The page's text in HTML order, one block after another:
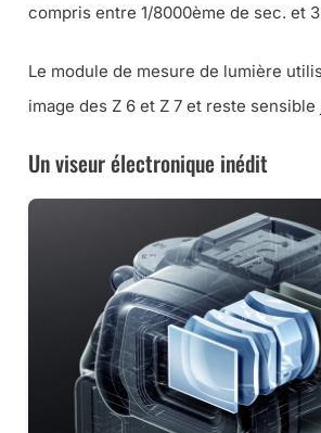
compris entre 1/8000ème de sec. et
Le module de mesure de lumière
image des Z 6 et Z 7 et reste sensible
Un viseur électronique inédit